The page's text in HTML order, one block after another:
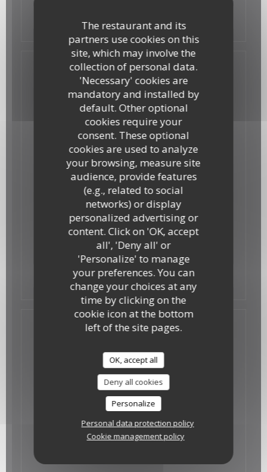
The restaurant and its
partners use cookies on this
site, which may involve the
collection of personal data.
'Necessary' cookies are
mandatory and installed by
default. Other optional
cookies require your
consent. These optional
cookies are used to analyze
your browsing, measure site
audience, provide features
(e.g., related to social
networks) or display
personalized advertising or
content. Click on 'OK, accept
all', 'Deny all' or
'Personalize' to manage
your preferences. You can
change your choices at any
time by clicking on the
cookie icon at the bottom
left of the site pages.
OK, accept all
Deny all cookies
Personalize
Personal data protection policy
Cookie management policy
19/06/2017
LE BONBON
See the press article ((opens in a new